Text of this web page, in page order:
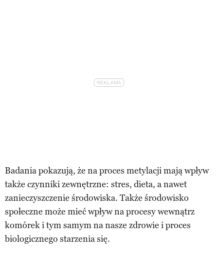
Badania pokazują, że na proces metylacji mają wpływ
także czynniki zewnętrzne: stres, dieta, a nawet
zanieczyszczenie środowiska. Także środowisko
społeczne może mieć wpływ na procesy wewnątrz
komórek i tym samym na nasze zdrowie i proces
biologicznego starzenia się.